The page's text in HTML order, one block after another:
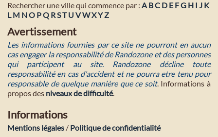
Rechercher une ville qui commence par : A BC D E FG H I J K
L M NO PQ RST U VWXYZ
Avertissement
Les informations fournies par ce site ne pourront en aucun
cas engager la responsabilité de Randozone et des personnes
qui participent au site. Randozone décline toute
responsabilité en cas d'accident et ne pourra etre tenu pour
responsable de quelque manière que ce soit. Informations à
propos des niveaux de difficulté.
Informations
Mentions légales / Politique de confidentialité